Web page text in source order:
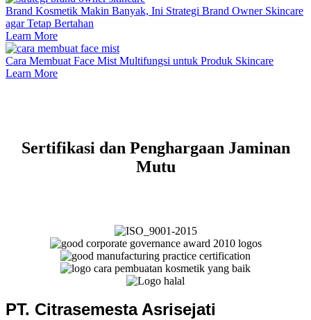
Brand Kosmetik Makin Banyak, Ini Strategi Brand Owner Skincare
agar Tetap Bertahan
Learn More
Cara Membuat Face Mist Multifungsi untuk Produk Skincare
Learn More
Sertifikasi dan Penghargaan Jaminan
Mutu
PT. Citrasemesta Asrisejati